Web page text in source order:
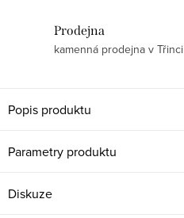
Prodejna
kamenná prodejna v Třinci
Popis produktu
Parametry produktu
Diskuze